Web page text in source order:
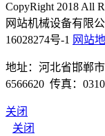
CopyRight 2018 All
网站机械设备有限
16028274号-1 网站
地址：河北省邯郸
6566620 传真：
关闭
关闭